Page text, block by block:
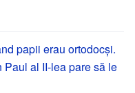
papii erau ortodocși.
al II-lea pare să le